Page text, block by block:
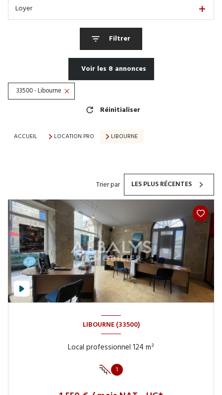
Loyer
Filtrer
Voir les 8 annonces
33500 - Libourne
Réinitialiser
ACCUEIL LOCATION PRO LIBOURNE
Trier par LES PLUS RÉCENTES
LIBOURNE (33500)
Local professionnel 124 m²
1